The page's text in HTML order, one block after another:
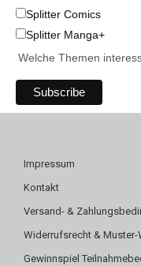
Splitter Comics
Splitter Manga+
Welche Themen
Impressum
Kontakt
Versand- &
Widerrufsrecht &
Gewinnspiel